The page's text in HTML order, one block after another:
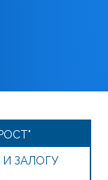
ЗАЛОГУ